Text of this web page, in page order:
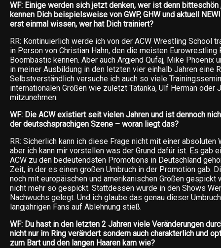
WF: Einige werden sich jetzt denken, wer ist denn bitteschön
kennen Dich beispielsweise von GWP, GHW und aktuell
erst einmal wissen, wer hat Dich trainiert?
RR: Kontinuierlich werde ich von der ACW Wrestling School
in Person von Christian Hahn, den die meisten Eurowrestling
Boombastic kennen. Aber auch Argjend Qufaj, Mike Phoenix
in meiner Ausbildung in den letzten vier einhalb Jahren eine
Selbstverständlich versuche ich auch so viele
internationalen Größen wie zuletzt Tatanka, Ulf Herman oder
mitzunehmen.
WF: Die ACW existiert seit vielen Jahren und ist dennoch
der deutschsprachigen Szene – woran liegt das?
RR: Sicherlich kann ich diese Frage nicht mit einer absoluten
aber ich kann mir vorstellen was der Grund dafür ist. Es gab
ACW zu den bedeutendsten Promotions in Deutschland
Zeit, in der es einen großen Umbruch in der Promotion gab.
noch mit europäischen und amerikanischen Größen gespickt
nicht mehr so gespickt. Stattdessen wurde in den Shows
Nachwuchs gelegt. Und ich glaube das genau dieser
langjährigen Fans auf Ablehnung stieß.
WF: Du hast in den letzten 2 Jahren viele Veränderungen
nicht nur im Ring verändert sondern auch charakterlich und
zum Bart und den langen Haaren kam wie?